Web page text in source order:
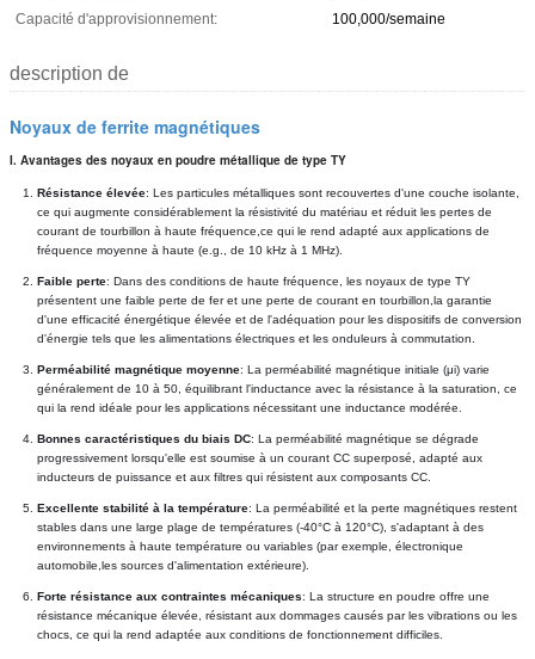
Capacité d'approvisionnement:
100,000/semaine
description de
Noyaux de ferrite magnétiques
I. Avantages des noyaux en poudre métallique de type TY
Résistance élevée: Les particules métalliques sont recouvertes d'une couche isolante,
ce qui augmente considérablement la résistivité du matériau et réduit les pertes de
courant de tourbillon à haute fréquence,ce qui le rend adapté aux applications de
fréquence moyenne à haute (e.g., de 10 kHz à 1 MHz).
Faible perte: Dans des conditions de haute fréquence, les noyaux de type TY
présentent une faible perte de fer et une perte de courant en tourbillon,la garantie
d'une efficacité énergétique élevée et de l'adéquation pour les dispositifs de conversion
d'énergie tels que les alimentations électriques et les onduleurs à commutation.
Perméabilité magnétique moyenne: La perméabilité magnétique initiale (μi) varie
généralement de 10 à 50, équilibrant l'inductance avec la résistance à la saturation, ce
qui la rend idéale pour les applications nécessitant une inductance modérée.
Bonnes caractéristiques du biais DC: La perméabilité magnétique se dégrade
progressivement lorsqu'elle est soumise à un courant CC superposé, adapté aux
inducteurs de puissance et aux filtres qui résistent aux composants CC.
Excellente stabilité à la température: La perméabilité et la perte magnétiques restent
stables dans une large plage de températures (-40°C à 120°C), s'adaptant à des
environnements à haute température ou variables (par exemple, électronique
automobile,les sources d'alimentation extérieure).
Forte résistance aux contraintes mécaniques: La structure en poudre offre une
résistance mécanique élevée, résistant aux dommages causés par les vibrations ou les
chocs, ce qui la rend adaptée aux conditions de fonctionnement difficiles.